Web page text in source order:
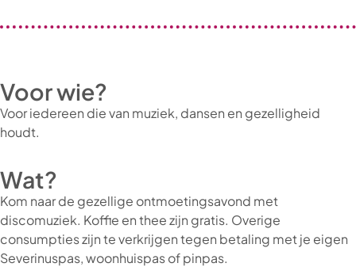
Voor wie?
Voor iedereen die van muziek, dansen en gezelligheid
houdt.
Wat?
Kom naar de gezellige ontmoetingsavond met
discomuziek. Koffie en thee zijn gratis. Overige
consumpties zijn te verkrijgen tegen betaling met je eigen
Severinuspas, woonhuispas of pinpas.